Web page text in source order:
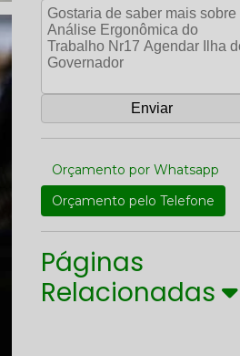
Orçamento por Whatsapp
Orçamento pelo Telefone
Páginas
Relacionadas